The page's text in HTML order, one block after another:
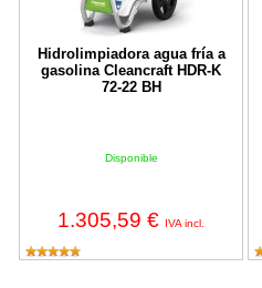
Hidrolimpiadora agua fría a
gasolina Cleancraft HDR-K
72-22 BH
Disponible
1.305,59 € IVA incl.